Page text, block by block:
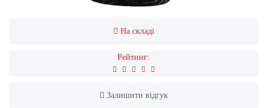
На складі
Рейтинг:
Залишити відгук